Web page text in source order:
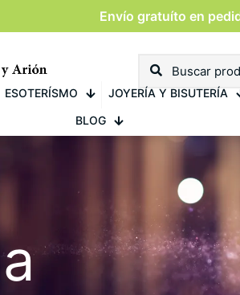
Envío gratuíto en
ESOTERÍSMO JOYERÍA Y BISUTERÍA
BLOG